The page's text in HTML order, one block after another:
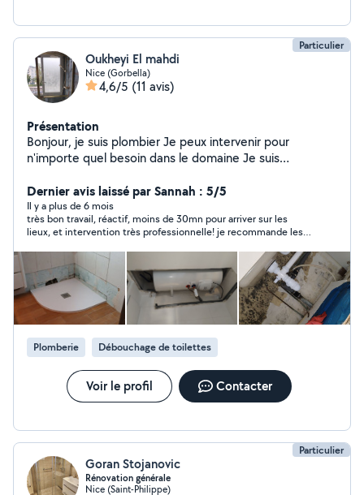
Particulier
Oukheyi El mahdi
Nice (Gorbella)
4,6/5 (11 avis)
Présentation
Bonjour, je suis plombier Je peux intervenir pour
n'importe quel besoin dans le domaine Je suis
Dernier avis laissé par Sannah : 5/5
Il y a plus de 6 mois
très bon travail, réactif, moins de 30mn pour arriver sur les
lieux, et intervention très professionnelle! je recommande les
Plomberie Débouchage de toilettes
Voir le profil Contacter
Particulier
Goran Stojanovic
Rénovation générale
Nice (Saint-Philippe)